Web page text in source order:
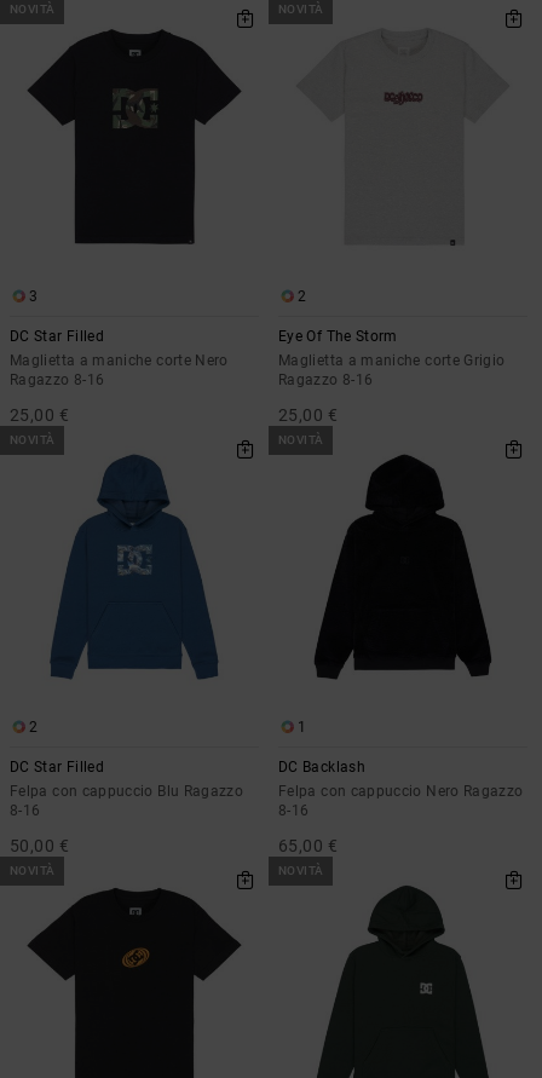
NOVITÀ
3
DC Star Filled
Maglietta a maniche corte Nero
Ragazzo 8-16
25,00 €
NOVITÀ
2
Eye Of The Storm
Maglietta a maniche corte Grigio
Ragazzo 8-16
25,00 €
NOVITÀ
2
DC Star Filled
Felpa con cappuccio Blu Ragazzo
8-16
50,00 €
NOVITÀ
1
DC Backlash
Felpa con cappuccio Nero Ragazzo
8-16
65,00 €
NOVITÀ NOVITÀ